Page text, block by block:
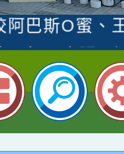
教師榮獲社
阿巴斯O蜜、
園市科展 國
師王老師、
四年二班張O
競賽國小朗讀
林老師
參加桃園市中
教師榮獲教
-第二名
參與2026世
科學小創客佳
參加桃園市中